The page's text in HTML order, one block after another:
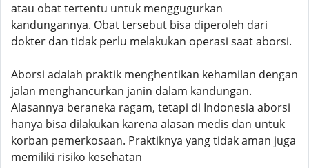
atau obat tertentu untuk menggugurkan
kandungannya. Obat tersebut bisa diperoleh dari
dokter dan tidak perlu melakukan operasi saat aborsi.
Aborsi adalah praktik menghentikan kehamilan dengan
jalan menghancurkan janin dalam kandungan.
Alasannya beraneka ragam, tetapi di Indonesia aborsi
hanya bisa dilakukan karena alasan medis dan untuk
korban pemerkosaan. Praktiknya yang tidak aman juga
memiliki risiko kesehatan